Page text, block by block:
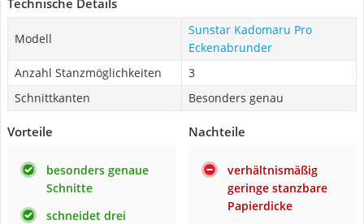
Technische Details
Modell
Sunstar Kadomaru Pro
Eckenabrunder
Anzahl Stanzmöglichkeiten
3
Schnittkanten
Besonders genau
Vorteile
besonders genaue
Schnitte
schneidet drei
Nachteile
verhältnismäßig
geringe stanzbare
Papierdicke